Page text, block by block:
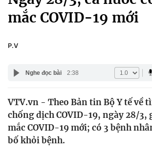
Chuyên mục
Chính trị
Y tế
Thế giới
Kinh tế
Thể thao
Đời sống
Giáo dục
mắc COVID-19 mới
P.V
Nghe đọc bài 2:38
VTV.vn - Theo Bản tin Bộ Y tế về
chống dịch COVID-19, ngày 28/3,
mắc COVID-19 mới; có 3 bệnh
bố khỏi bệnh.